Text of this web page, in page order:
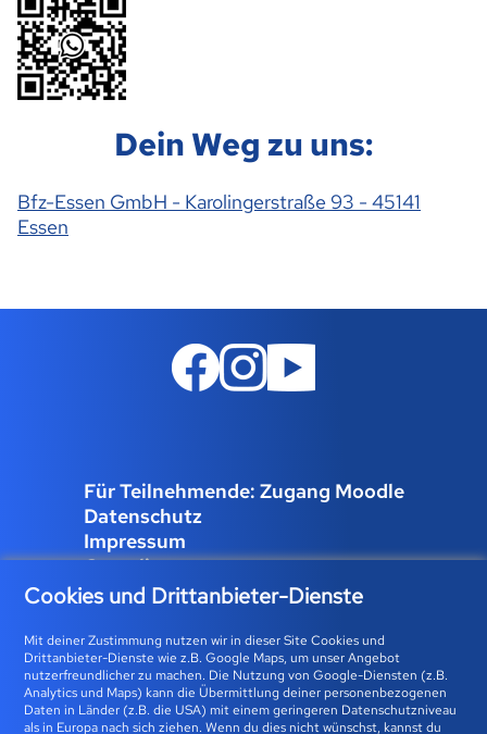
Dein Weg zu uns:
Bfz-Essen GmbH - Karolingerstraße 93 - 45141
Essen
Für Teilnehmende: Zugang Moodle
Datenschutz
Impressum
Compliance
Job und Karriere
Bfz-Essen GmbH | Karolingerstraße 93 | 45141 Essen 0800
Cookies und Drittanbieter-Dienste
Mit deiner Zustimmung nutzen wir in dieser Site Cookies und
Drittanbieter-Dienste wie z.B. Google Maps, um unser Angebot
nutzerfreundlicher zu machen. Die Nutzung von Google-Diensten (z.B.
Analytics und Maps) kann die Übermittlung deiner personenbezogenen
Daten in Länder (z.B. die USA) mit einem geringeren Datenschutzniveau
als in Europa nach sich ziehen. Wenn du dies nicht wünschst, kannst du